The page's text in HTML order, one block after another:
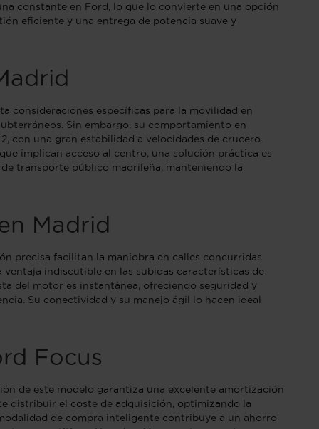
constante en Ford, lo que lo convierte en una opción
eficiente y una entrega de potencia suave y
consideraciones específicas para la movilidad en
Sin embargo, su comportamiento en
con una gran estabilidad a velocidades de crucero.
implican acceso al centro, una solución práctica es
transporte público madrileña, manteniendo la
Madrid
precisa facilitan la maniobra en calles concurridas
ventaja indiscutible en las subidas características de
del motor es instantánea, ofreciendo seguridad y
Su conectividad y su manejo ágil lo hacen ideal
Focus
de este modelo garantiza una excelente amortización
distribuir el coste de adquisición, optimizando la
de compra inteligente contribuye a un ahorro